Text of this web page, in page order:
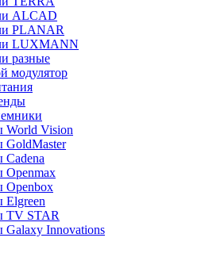
ALCAD
PLANAR
LUXMANN
разные
модулятор
World Vision
GoldMaster
Cadena
Openmax
Openbox
Elgreen
TV STAR
Galaxy Innovations